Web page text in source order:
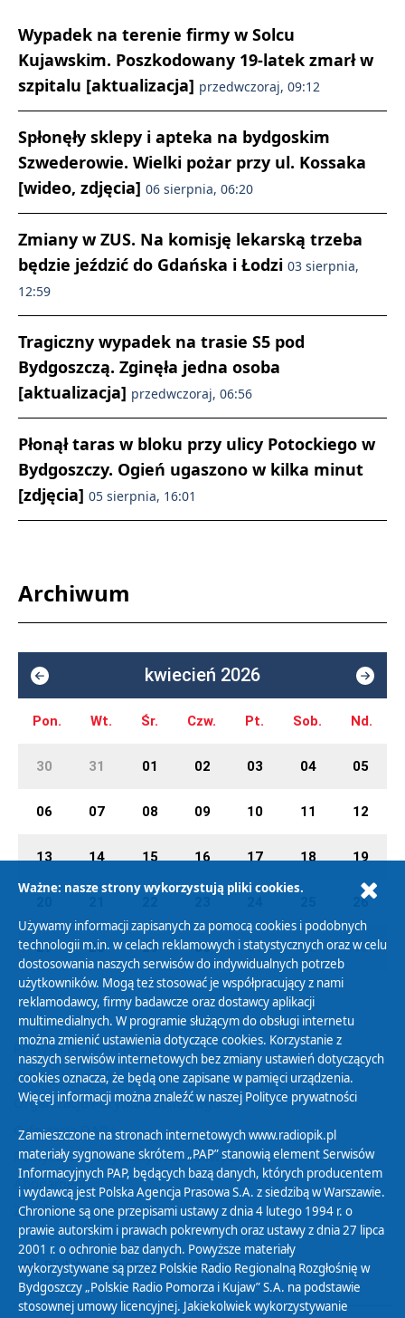
Wypadek na terenie firmy w Solcu
Kujawskim. Poszkodowany 19-latek zmarł w
szpitalu [aktualizacja] przedwczoraj, 09:12
Spłonęły sklepy i apteka na bydgoskim
Szwederowie. Wielki pożar przy ul. Kossaka
[wideo, zdjęcia] 06 sierpnia, 06:20
Zmiany w ZUS. Na komisję lekarską trzeba
będzie jeździć do Gdańska i Łodzi 03 sierpnia,
12:59
Tragiczny wypadek na trasie S5 pod
Bydgoszczą. Zginęła jedna osoba
[aktualizacja] przedwczoraj, 06:56
Płonął taras w bloku przy ulicy Potockiego w
Bydgoszczy. Ogień ugaszono w kilka minut
[zdjęcia] 05 sierpnia, 16:01
Archiwum
kwiecień 2026
Pon. Wt. Śr. Czw. Pt. Sob. Nd.
30 31 01 02 03 04 05
06 07 08 09 10 11 12
13 14 15 16 17 18 19
26
27 28 29 30 01 02 03
Polityka Prywatności
Zasady korzystania z Serwisu
Organizacje Pożytku Publicznego
Cyfryzacja DAB+
Polityka ochrony danych osobowych
Abonament
Zamówienia publiczne
Biuletyn Informacji Publicznej
Ważne: nasze strony wykorzystują pliki cookies.
Używamy informacji zapisanych za pomocą cookies i podobnych
technologii m.in. w celach reklamowych i statystycznych oraz w celu
dostosowania naszych serwisów do indywidualnych potrzeb
użytkowników. Mogą też stosować je współpracujący z nami
reklamodawcy, firmy badawcze oraz dostawcy aplikacji
multimedialnych. W programie służącym do obsługi internetu
można zmienić ustawienia dotyczące cookies. Korzystanie z
naszych serwisów internetowych bez zmiany ustawień dotyczących
cookies oznacza, że będą one zapisane w pamięci urządzenia.
Więcej informacji można znaleźć w naszej Polityce prywatności
Zamieszczone na stronach internetowych www.radiopik.pl
materiały sygnowane skrótem „PAP” stanowią element Serwisów
Informacyjnych PAP, będących bazą danych, których producentem
i wydawcą jest Polska Agencja Prasowa S.A. z siedzibą w Warszawie.
Chronione są one przepisami ustawy z dnia 4 lutego 1994 r. o
prawie autorskim i prawach pokrewnych oraz ustawy z dnia 27 lipca
2001 r. o ochronie baz danych. Powyższe materiały
wykorzystywane są przez Polskie Radio Regionalną Rozgłośnię w
Bydgoszczy „Polskie Radio Pomorza i Kujaw” S.A. na podstawie
stosownej umowy licencyjnej. Jakiekolwiek wykorzystywanie